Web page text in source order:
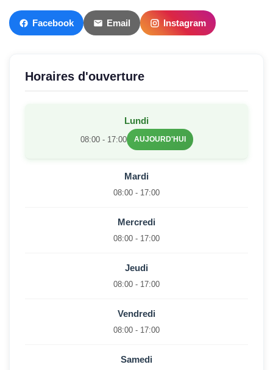
Facebook Email Instagram
Horaires d'ouverture
Lundi
08:00 - 17:00 AUJOURD'HUI
Mardi
08:00 - 17:00
Mercredi
08:00 - 17:00
Jeudi
08:00 - 17:00
Vendredi
08:00 - 17:00
Samedi